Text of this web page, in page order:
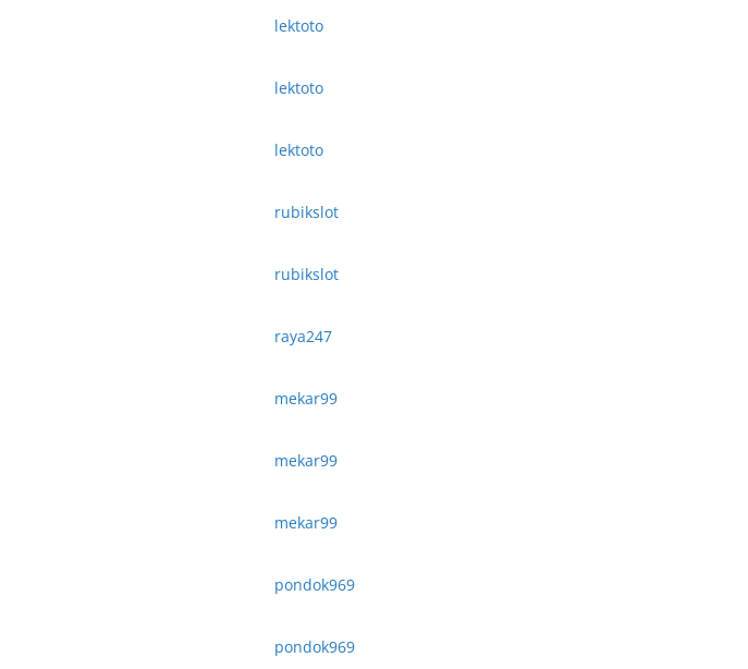
lektoto
lektoto
lektoto
rubikslot
rubikslot
raya247
mekar99
mekar99
mekar99
pondok969
pondok969